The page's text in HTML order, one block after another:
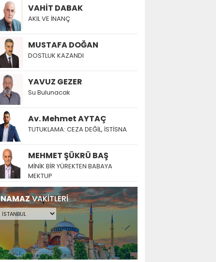
VAHİT DABAK
AKIL VE İNANÇ
MUSTAFA DOĞAN
DOSTLUK KAZANDI
YAVUZ GEZER
Su Bulunacak
Av. Mehmet AYTAÇ
TUTUKLAMA: CEZA DEĞİL, İSTİSNA
MEHMET ŞÜKRÜ BAŞ
MİNİK BİR YÜREKTEN BABAYA
MEKTUP
NAMAZVAKİTLERİ